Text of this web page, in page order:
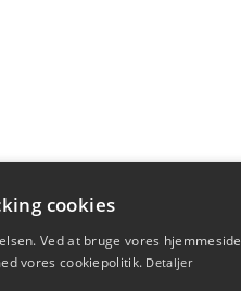
cookies
Ved at bruge vores hjemmeside
vores cookiepolitik. Detaljer